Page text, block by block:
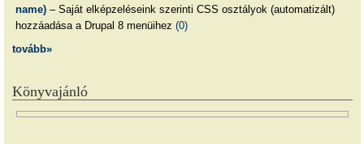
name)– Saját elképzeléseink szerinti CSS osztályok (automatizált)
hozzáadása a Drupal 8 menüihez (0)
tovább»
Könyvajánló